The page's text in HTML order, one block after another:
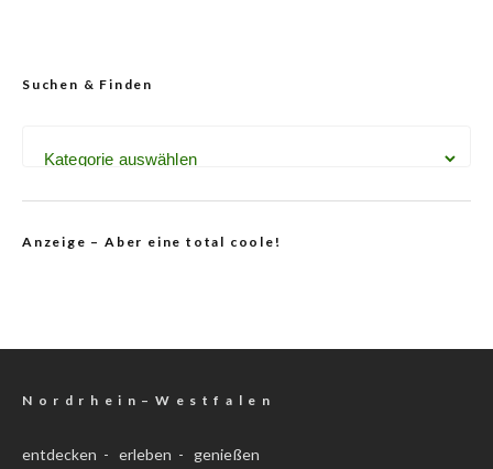
Suchen & Finden
Anzeige – Aber eine total coole!
N o r d r h e i n – W e s t f a l e n
entdecken - erleben - genießen